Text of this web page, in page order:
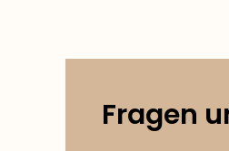
Fragen